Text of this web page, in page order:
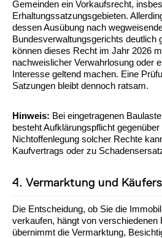
Gemeinden ein Vorkaufsrecht,
Erhaltungssatzungsgebieten.
dessen Ausübung nach
Bundesverwaltungsgerichts deutlich
können dieses Recht im Jahr 2026
nachweislicher Verwahrlosung oder
Interesse geltend machen. Eine
Satzungen bleibt dennoch ratsam.
Hinweis: Bei eingetragenen
besteht Aufklärungspflicht
Nichtoffenlegung solcher Rechte
Kaufvertrags oder zu
4. Vermarktung und
Die Entscheidung, ob Sie die
verkaufen, hängt von verschiedenen
übernimmt die Vermarktung,